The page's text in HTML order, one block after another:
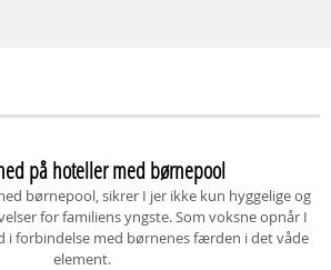
på hoteller med børnepool
børnepool, sikrer I jer ikke kun hyggelige og
for familiens yngste. Som voksne opnår I
i forbindelse med børnenes færden i det våde
element.